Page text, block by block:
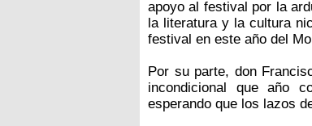
apoyo al festival por la
la literatura y la cultura
festival en este año del
Por su parte, don
incondicional que año
esperando que los lazos